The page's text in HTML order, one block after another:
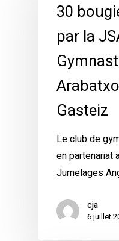
30
par la
Gasteiz
Le club de
en partenariat
Jumelages
cja
6 juillet